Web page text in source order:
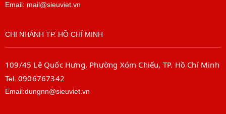
Email: mail@sieuviet.vn
CHI NHÁNH TP. HỒ CHÍ MINH
109/45 Lê Quốc Hưng, Phường Xóm Chiếu, TP. Hồ Chí Minh
Tel: 0906767342
Email:dungnn@sieuviet.vn